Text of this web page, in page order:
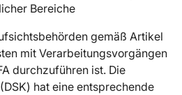
Bereiche
gemäß Artikel
mit Verarbeitungsvorgängen
durchzuführen ist. Die
hat eine entsprechende